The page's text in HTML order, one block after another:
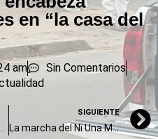
en “la casa del
am
Sin Comentarios
SIGUIENTE
La marcha del Ni Una Menos terminó en San José 1111